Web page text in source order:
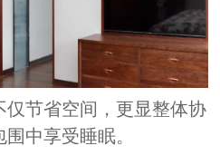
仅节省空间，更显整体协
中享受睡眠。